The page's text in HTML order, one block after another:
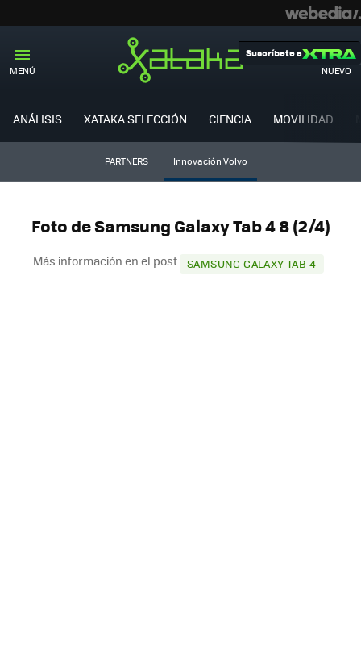
MENÚ NUEVO
Suscríbete a
ANÁLISIS XATAKA SELECCIÓN CIENCIA MOVILIDAD
PARTNERS Innovación Volvo
Foto de Samsung Galaxy Tab 4 8 (2/4)
Más información en el post SAMSUNG GALAXY TAB 4